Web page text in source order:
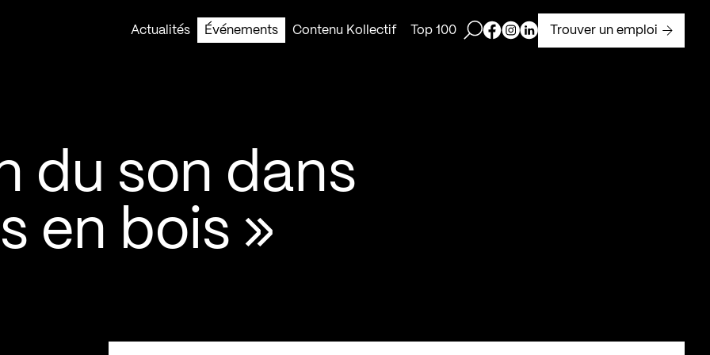
Actualités
Événements Contenu Kollectif Top 100 Ouvrir la barre de recherche
Page Facebook de Kollectif
Page Instagram de Kollectif
Page Linkedin de Kollectif
Trouver un emploi
du son dans
en bois »